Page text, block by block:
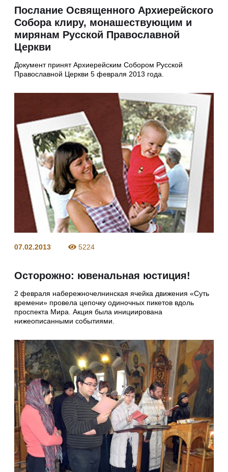
Послание Освященного Архиерейского
Собора клиру, монашествующим и
мирянам Русской Православной
Церкви
Документ принят Архиерейским Собором Русской
Православной Церкви 5 февраля 2013 года.
07.02.2013 5224
Осторожно: ювенальная юстиция!
2 февраля набережночелнинская ячейка движения «Суть
времени» провела цепочку одиночных пикетов вдоль
проспекта Мира. Акция была инициирована
нижеописанными событиями.